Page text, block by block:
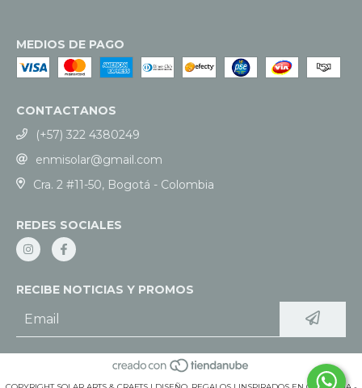
MEDIOS DE PAGO
CONTACTANOS
(+57) 322 4380249
enmisolar@gmail.com
Cra. 2 #11-50, Bogotá - Colombia
REDES SOCIALES
RECIBE NOTICIAS Y PROMOS